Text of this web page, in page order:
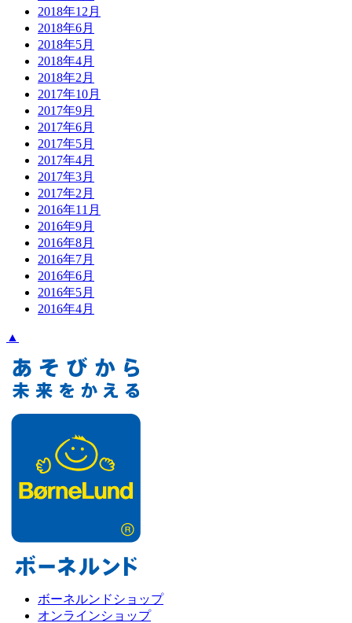
2018年12月
2018年6月
2018年5月
2018年4月
2018年2月
2017年10月
2017年9月
2017年6月
2017年5月
2017年4月
2017年3月
2017年2月
2016年11月
2016年9月
2016年8月
2016年7月
2016年6月
2016年5月
2016年4月
▲
ボーネルンドショップ
オンラインショップ